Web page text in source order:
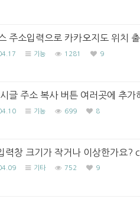
주소입력으로 카카오지도 위치 출
기능 1281 9
글 주소 복사 버튼 여러곳에 추가
기능 699 8
력창 크기가 작거나 이상한가요?
기타 752 9